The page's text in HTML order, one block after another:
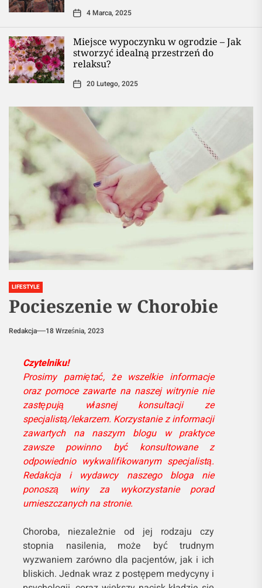
4 Marca, 2025
Miejsce wypoczynku w ogrodzie – Jak
stworzyć idealną przestrzeń do
relaksu?
20 Lutego, 2025
LIFESTYLE
Pocieszenie w Chorobie
Redakcja 18 Września, 2023
Czytelniku!
Prosimy pamiętać, że wszelkie informacje
oraz pomoce zawarte na naszej witrynie nie
zastępują własnej konsultacji ze
specjalistą/lekarzem. Korzystanie z informacji
zawartych na naszym blogu w praktyce
zawsze powinno być konsultowane z
odpowiednio wykwalifikowanym specjalistą.
Redakcja i wydawcy naszego bloga nie
ponoszą winy za wykorzystanie porad
umieszczanych na stronie.
Choroba, niezależnie od jej rodzaju czy
stopnia nasilenia, może być trudnym
wyzwaniem zarówno dla pacjentów, jak i ich
bliskich. Jednak wraz z postępem medycyny i